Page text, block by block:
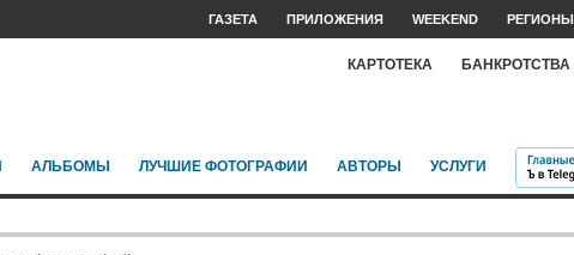
ГАЗЕТА ПРИЛОЖЕНИЯ WEEKEND РЕГИОНЫ
КАРТОТЕКА БАНКРОТСТВА
АЛЬБОМЫ ЛУЧШИЕ ФОТОГРАФИИ АВТОРЫ УСЛУГИ